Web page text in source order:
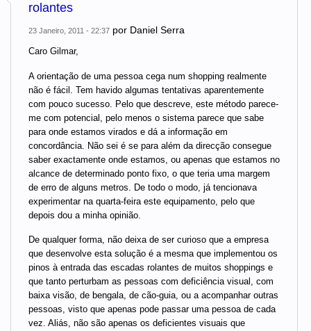
rolantes
23 Janeiro, 2011 - 22:37 por Daniel Serra
Caro Gilmar,
A orientação de uma pessoa cega num shopping realmente
não é fácil. Tem havido algumas tentativas aparentemente
com pouco sucesso. Pelo que descreve, este método parece-
me com potencial, pelo menos o sistema parece que sabe
para onde estamos virados e dá a informação em
concordância. Não sei é se para além da direcção consegue
saber exactamente onde estamos, ou apenas que estamos no
alcance de determinado ponto fixo, o que teria uma margem
de erro de alguns metros. De todo o modo, já tencionava
experimentar na quarta-feira este equipamento, pelo que
depois dou a minha opinião.
De qualquer forma, não deixa de ser curioso que a empresa
que desenvolve esta solução é a mesma que implementou os
pinos à entrada das escadas rolantes de muitos shoppings e
que tanto perturbam as pessoas com deficiência visual, com
baixa visão, de bengala, de cão-guia, ou a acompanhar outras
pessoas, visto que apenas pode passar uma pessoa de cada
vez. Aliás, não são apenas os deficientes visuais que